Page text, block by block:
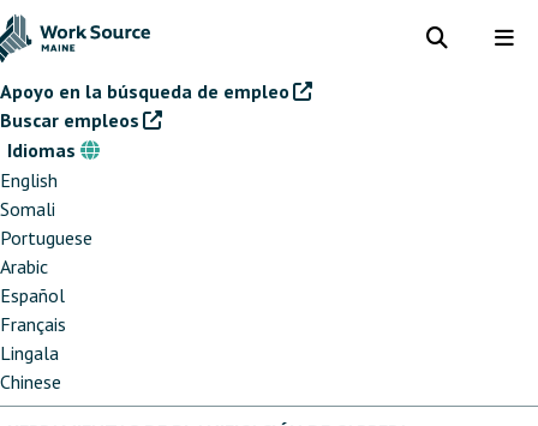
Pasar
al
principal
Toggle
Apoyo en la búsqueda de empleo
Buscar empleos
Idiomas
Idiomas
English
Somali
Portuguese
Arabic
Español
Français
Lingala
Chinese